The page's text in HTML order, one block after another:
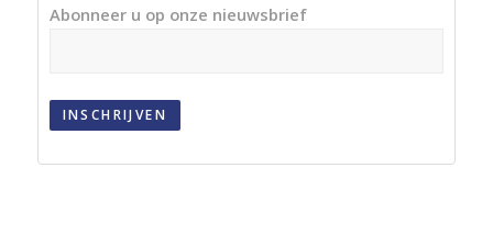
Abonneer u op onze nieuwsbrief
INSCHRIJVEN